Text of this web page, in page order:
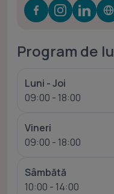
Program de
Luni - Joi
09:00 - 18:00
Vineri
09:00 - 18:00
Sâmbătă
10:00 - 14:00